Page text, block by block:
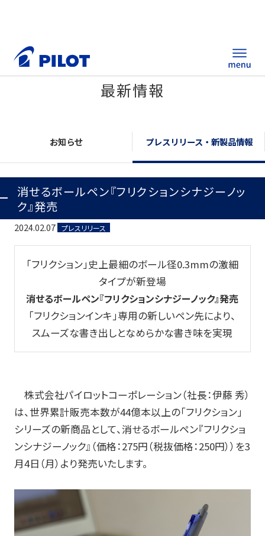
製品情報
替え芯サイト
総合カタログ
宝飾
産業資材
企業情報
企業情報TOP
IR情報
サステナビリティ情報
最新情報
お知らせ プレスリリース・新製品情報
消せるボールペン『フリクションシナジーノッ
ク』発売
2024.02.07 プレスリリース
「フリクション」史上最細のボール径0.3mmの激細
タイプが新登場
消せるボールペン『フリクションシナジーノック』発売
「フリクションインキ」専用の新しいペン先により、
スムーズな書き出しとなめらかな書き味を実現
株式会社パイロットコーポレーション（社長：伊藤 秀）
は、世界累計販売本数が44億本以上の「フリクション」
シリーズの新商品として、消せるボールペン『フリクショ
ンシナジーノック』（価格：275円（税抜価格：250円））を3
月4日（月）より発売いたします。